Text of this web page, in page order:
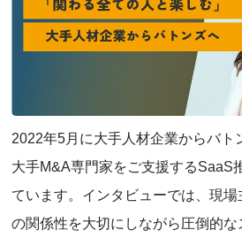
2022年5月に大手人材企業からバト
大手M&A専門家をご支援するSaaS
ています。インタビューでは、現場
の関係性を大切にしながら圧倒的